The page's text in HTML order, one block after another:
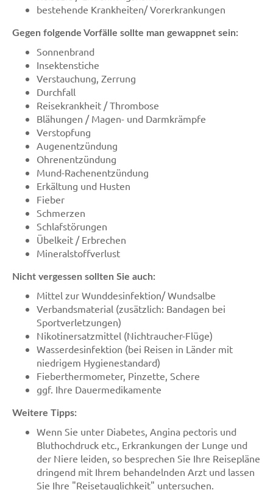
bestehende Krankheiten/ Vorerkrankungen
Gegen folgende Vorfälle sollte man gewappnet sein:
Sonnenbrand
Insektenstiche
Verstauchung, Zerrung
Durchfall
Reisekrankheit / Thrombose
Blähungen / Magen- und Darmkrämpfe
Verstopfung
Augenentzündung
Ohrenentzündung
Mund-Rachenentzündung
Erkältung und Husten
Fieber
Schmerzen
Schlafstörungen
Übelkeit / Erbrechen
Mineralstoffverlust
Nicht vergessen sollten Sie auch:
Mittel zur Wunddesinfektion/ Wundsalbe
Verbandsmaterial (zusätzlich: Bandagen bei
Sportverletzungen)
Nikotinersatzmittel (Nichtraucher-Flüge)
Wasserdesinfektion (bei Reisen in Länder mit
niedrigem Hygienestandard)
Fieberthermometer, Pinzette, Schere
ggf. Ihre Dauermedikamente
Weitere Tipps:
Wenn Sie unter Diabetes, Angina pectoris und
Bluthochdruck etc., Erkrankungen der Lunge und
der Niere leiden, so besprechen Sie Ihre Reisepläne
dringend mit Ihrem behandelnden Arzt und lassen
Sie Ihre "Reisetauglichkeit" untersuchen.